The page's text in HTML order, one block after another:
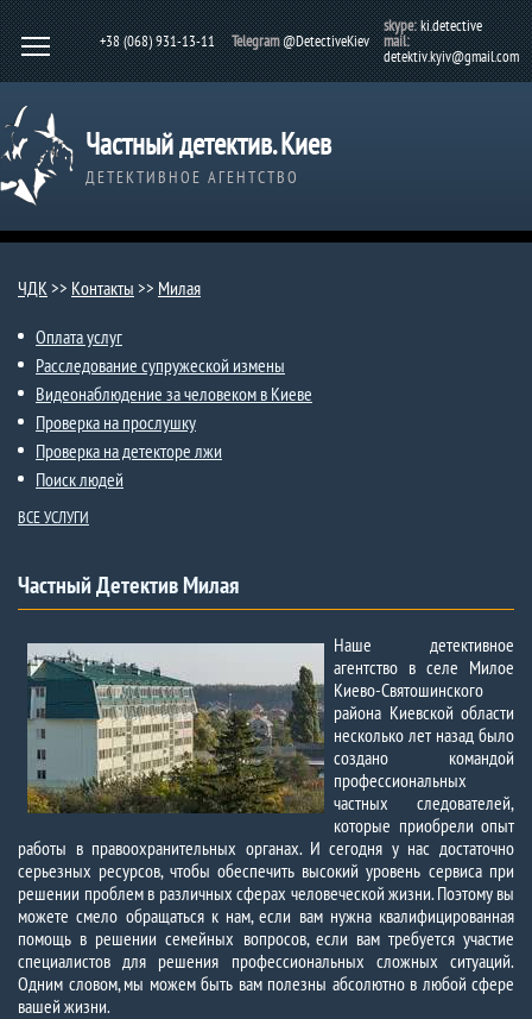
+38 (068) 931-13-11 Telegram@DetectiveKiev
skype:ki.detective
mail:
detektiv.kyiv@gmail.com
Частный детектив. Киев
ДЕТЕКТИВНОЕ АГЕНТСТВО
ЧДК>> Контакты >> Милая​
Оплата услуг
Расследование супружеской измены
Видеонаблюдение за человеком в Киеве
Проверка на прослушку
Проверка на детекторе лжи
Поиск людей
ВСЕ УСЛУГИ
Частный Детектив Милая​
Наше детективное
агентство в селе Милое
Киево-Святошинского
района Киевской области
несколько лет назад было
создано командой
профессиональных
частных следователей,
которые приобрели опыт
работы в правоохранительных органах. И сегодня у нас достаточно
серьезных ресурсов, чтобы обеспечить высокий уровень сервиса при
решении проблем в различных сферах человеческой жизни. Поэтому вы
можете смело обращаться к нам, если вам нужна квалифицированная
помощь в решении семейных вопросов, если вам требуется участие
специалистов для решения профессиональных сложных ситуаций.
Одним словом, мы можем быть вам полезны абсолютно в любой сфере
вашей жизни.